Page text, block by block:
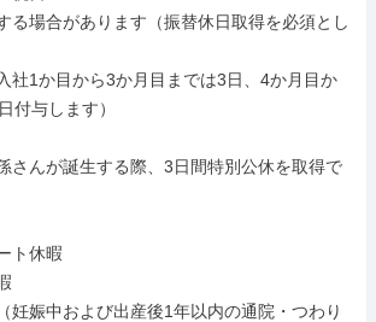
る場合があります（振替休日取得を必須とし
社1か目から3か月目までは3日、4か月目か
付与します）
さんが誕生する際、3日間特別公休を取得で
ト休暇
妊娠中および出産後1年以内の通院・つわり